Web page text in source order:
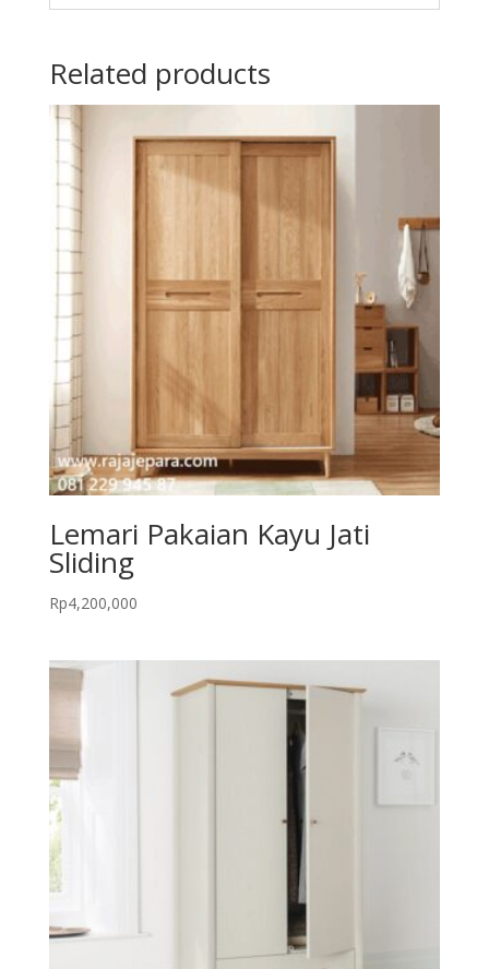
Related products
Lemari Pakaian Kayu Jati
Sliding
Rp4,200,000